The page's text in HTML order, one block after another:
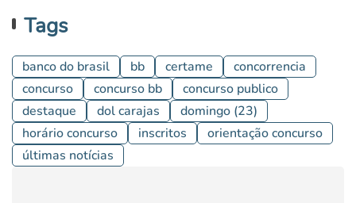
Tags
banco do brasil bb certame
concorrencia
concurso
concurso bb
concurso publico
destaque
dol carajas
domingo (23)
horário concurso
inscritos
orientação concurso
últimas notícias